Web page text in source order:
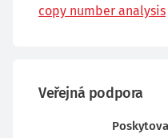
copy number analysis
Veřejná podpora